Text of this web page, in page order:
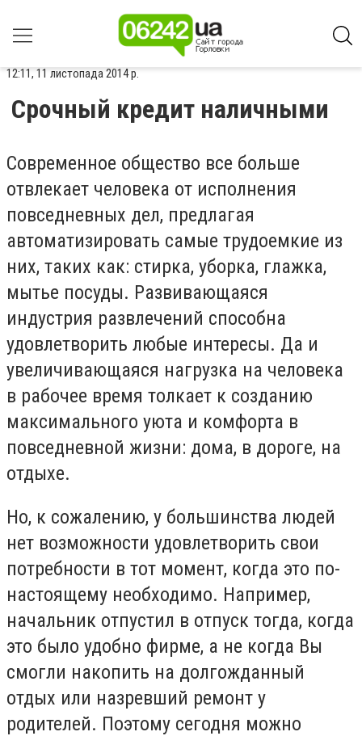
12:11, 11 листопада 2014 р.
Срочный кредит наличными
Современное общество все больше
отвлекает человека от исполнения
повседневных дел, предлагая
автоматизировать самые трудоемкие из
них, таких как: стирка, уборка, глажка,
мытье посуды. Развивающаяся
индустрия развлечений способна
удовлетворить любые интересы. Да и
увеличивающаяся нагрузка на человека
в рабочее время толкает к созданию
максимального уюта и комфорта в
повседневной жизни: дома, в дороге, на
отдыхе.
Но, к сожалению, у большинства людей
нет возможности удовлетворить свои
потребности в тот момент, когда это по-
настоящему необходимо. Например,
начальник отпустил в отпуск тогда, когда
это было удобно фирме, а не когда Вы
смогли накопить на долгожданный
отдых или назревший ремонт у
родителей. Поэтому сегодня можно